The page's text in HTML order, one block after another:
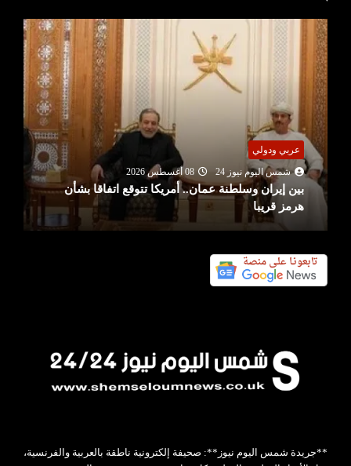
عربي ودولي
شمس اليوم نيوز 24
08 أغسطس 2026
بين إيران وسلطنة عمان.. أمريكا تتوقع اتفاقا بشأن
هرمز قريبا
**جريدة شمس اليوم نيوز**: صحيفة إلكترونية ناطقة بالعربية والفرنسية،